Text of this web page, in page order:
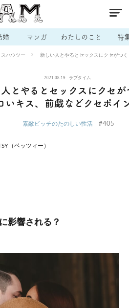
婚 マンガ わたしのこと 特
ハウツー 新しい人とやるとセックスにクセがつ
2021.08.19 ラブタイム
とやるとセックスにクセが
いキス、前戯などクセポイ
素敵ビッチのたのしい性活 #405
（ベッツィー）
影響される？
男の本音 # セフレ # 不倫
ッチングアプリ # ラブグッズ # 体の相